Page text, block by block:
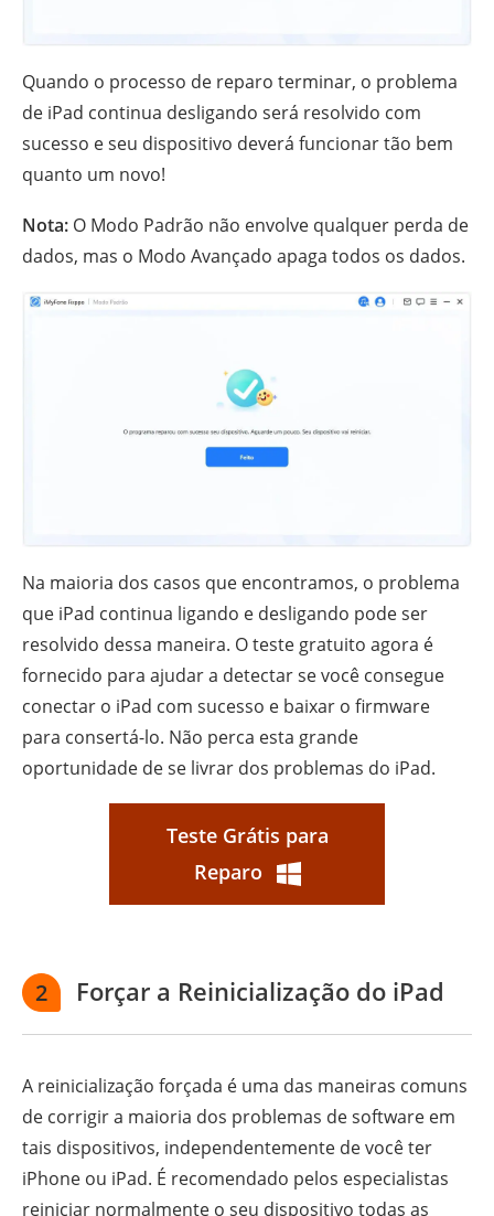
Quando o processo de reparo terminar, o problema
de iPad continua desligando será resolvido com
sucesso e seu dispositivo deverá funcionar tão bem
quanto um novo!
Nota: O Modo Padrão não envolve qualquer perda de
dados, mas o Modo Avançado apaga todos os dados.
Na maioria dos casos que encontramos, o problema
que iPad continua ligando e desligando pode ser
resolvido dessa maneira. O teste gratuito agora é
fornecido para ajudar a detectar se você consegue
conectar o iPad com sucesso e baixar o firmware
para consertá-lo. Não perca esta grande
oportunidade de se livrar dos problemas do iPad.
Teste Grátis para
Reparo
2 Forçar a Reinicialização do iPad
A reinicialização forçada é uma das maneiras comuns
de corrigir a maioria dos problemas de software em
tais dispositivos, independentemente de você ter
iPhone ou iPad. É recomendado pelos especialistas
reiniciar normalmente o seu dispositivo todas as